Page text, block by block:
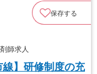
保存する
師求人
線】研修制度の充